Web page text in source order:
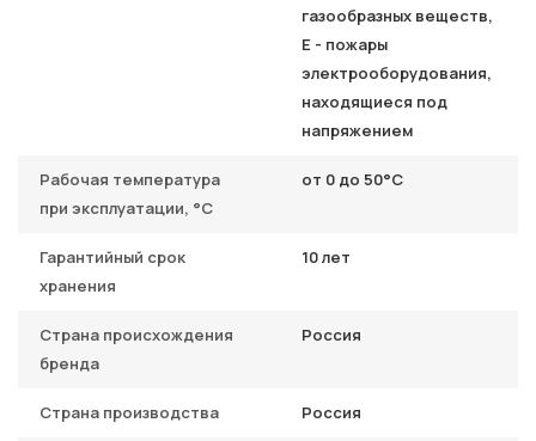
газообразных веществ,
Е - пожары
электрооборудования,
находящиеся под
напряжением
Рабочая температура
при эксплуатации, °С
от 0 до 50°C
Гарантийный срок
хранения
10 лет
Страна происхождения
бренда
Россия
Страна производства Россия